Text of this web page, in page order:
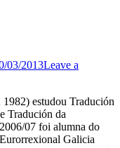
03/2013Leave a
estudou Tradución
Tradución da
07 foi alumna do
Galicia